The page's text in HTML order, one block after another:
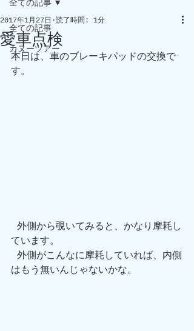
全ての記事
カヌーツアー
全ての記事
愛車点検
2017年1月27日 読了時間: 1分
本日は、車のブレーキパッドの交換で
す。
ています。
はもう無いんじゃないかな。